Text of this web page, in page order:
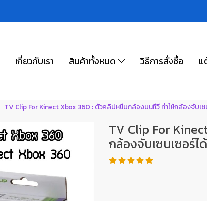
เกี่ยวกับเรา สินค้าทั้งหมด วิธีการสั่งซื้อ แ
TV Clip For Kinect Xbox 360 : ตัวคลิปหนีบกล้องบนทีวี ทำให้กล้องจับเซ
TV Clip For
กล้องจับเซนเซอร์ไ